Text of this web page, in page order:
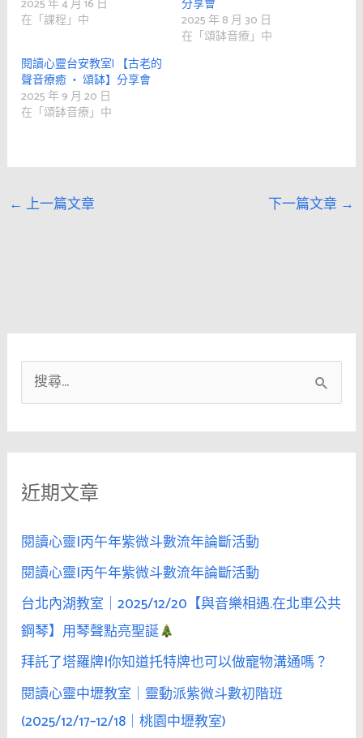
2025 年 4 月 16 日
在「課程」中
分享會
2025 年 8 月 30 日
在「頌缽音療」中
閱讀心靈台安教室| 【古老的
聲音療癒 ‧ 頌缽】分享會
2025 年 9 月 20 日
在「頌缽音療」中
← 上一篇文章 下一篇文章 →
尋
關
字
近期文章
閱讀心靈|丙午年紫微斗數流年論斷活動
閱讀心靈|丙午年紫微斗數流年論斷活動
台北內湖教室｜2025/12/20【與音樂相遇.在北車公共
鋼琴】用琴聲點亮聖誕
拜託了塔羅牌|你知道托特牌也可以做寵物溝通嗎？
閱讀心靈中壢教室｜靈動派紫微斗數初階班
(2025/12/17–12/18｜桃園中壢教室)